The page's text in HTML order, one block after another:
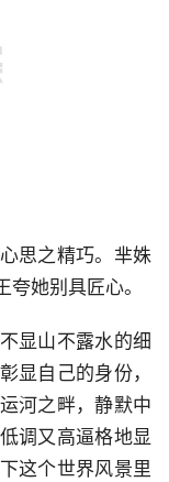
思之精巧。芈姝
她别具匠心。
显山不露水的细
显自己的身份，
河之畔，静默中
调又高逼格地显
这个世界风景里